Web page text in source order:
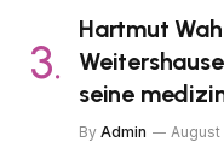
Hartmut
seine
By Admin August